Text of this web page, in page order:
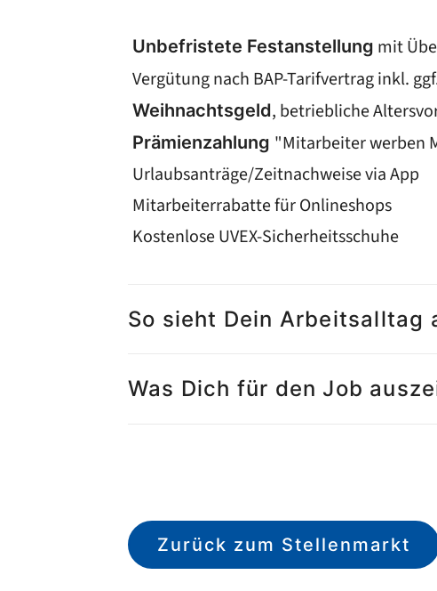
Unbefristete Festanstellung mit
Vergütung nach BAP-Tarifvertrag inkl.
Weihnachtsgeld, betriebliche
Prämienzahlung "Mitarbeiter werben
Urlaubsanträge/Zeitnachweise via App
Mitarbeiterrabatte für Onlineshops
Kostenlose UVEX-Sicherheitsschuhe
So sieht Dein Arbeitsalltag
Was Dich für den Job
Zurück zum Stellenmarkt